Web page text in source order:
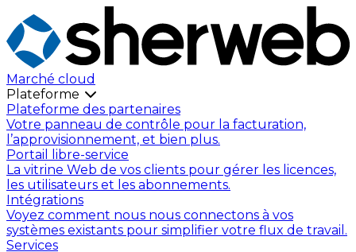
Marché cloud
Plateforme
Plateforme des partenaires
Votre panneau de contrôle pour la facturation,
l’approvisionnement, et bien plus.
Portail libre-service
La vitrine Web de vos clients pour gérer les licences,
les utilisateurs et les abonnements.
Intégrations
Voyez comment nous nous connectons à vos
systèmes existants pour simplifier votre flux de travail.
Services